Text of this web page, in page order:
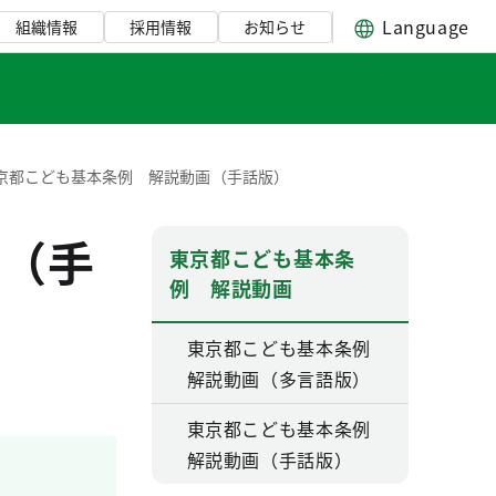
組織情報 採用情報 お知らせ Language
都こども基本条例 解説動画（手話版）
手
東京都こども基本条
例 解説動画
東京都こども基本条例
解説動画（多言語版）
東京都こども基本条例
解説動画（手話版）